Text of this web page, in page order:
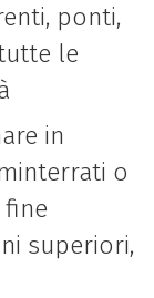
ponti,
le
in
o
superiori,